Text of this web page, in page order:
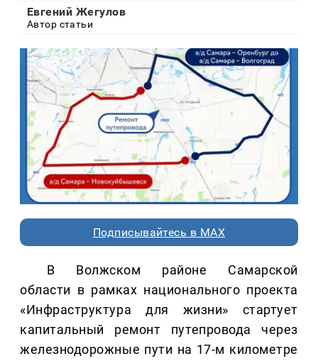
Евгений Жегулов
Автор статьи
Подписывайтесь в MAX
В Волжском районе Самарской
области в рамках национального проекта
«Инфраструктура для жизни» стартует
капитальный ремонт путепровода через
железнодорожные пути на 17-м километре